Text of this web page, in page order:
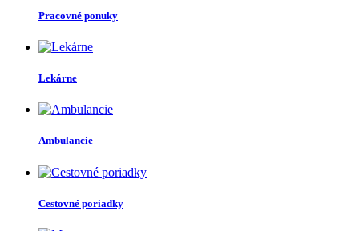
Pracovné ponuky
Lekárne
Ambulancie
Cestovné poriadky